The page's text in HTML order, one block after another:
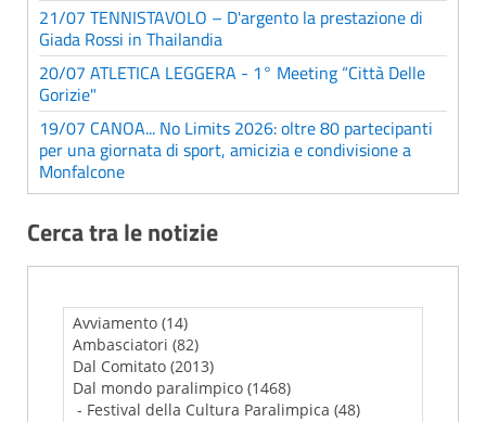
21/07 TENNISTAVOLO – D'argento la prestazione di
Giada Rossi in Thailandia
20/07 ATLETICA LEGGERA - 1° Meeting “Città Delle
Gorizie"
19/07 CANOA... No Limits 2026: oltre 80 partecipanti
per una giornata di sport, amicizia e condivisione a
Monfalcone
Cerca tra le notizie